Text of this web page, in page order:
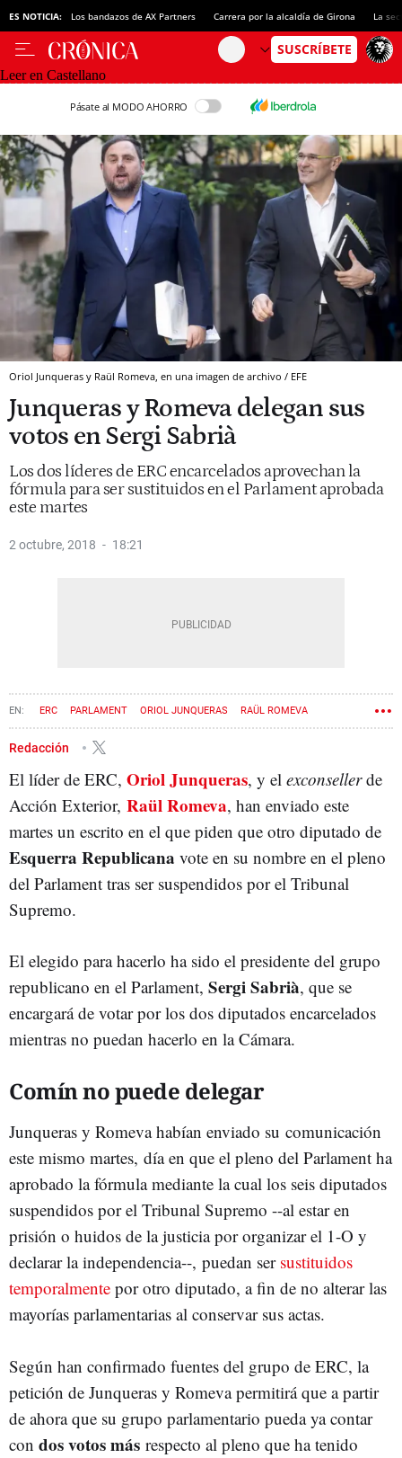
ES NOTICIA: Los bandazos de AX Partners Carrera por la alcaldía de Girona La
Leer en Castellano
Pásate al MODO AHORRO
Oriol Junqueras y Raül Romeva, en una imagen de archivo / EFE
Junqueras y Romeva delegan sus
votos en Sergi Sabrià
Los dos líderes de ERC encarcelados aprovechan la
fórmula para ser sustituidos en el Parlament aprobada
este martes
2 octubre, 2018 18:21
ERC PARLAMENT ORIOL JUNQUERAS RAÜL ROMEVA
Redacción
El líder de ERC, Oriol Junqueras, y el exconsellerde
Acción Exterior, Raül Romeva, han enviado este
martes un escrito en el que piden que otro diputado de
Esquerra Republicana vote en su nombre en el pleno
del Parlament tras ser suspendidos por el Tribunal
Supremo.
El elegido para hacerlo ha sido el presidente del grupo
republicano en el Parlament, Sergi Sabrià, que se
encargará de votar por los dos diputados encarcelados
mientras no puedan hacerlo en la Cámara.
Comín no puede delegar
Junqueras y Romeva habían enviado su comunicación
este mismo martes, día en que el pleno del Parlament ha
aprobado la fórmula mediante la cual los seis diputados
suspendidos por el Tribunal Supremo --al estar en
prisión o huidos de la justicia por organizar el 1-O y
declarar la independencia--, puedan ser sustituidos
temporalmente por otro diputado, a fin de no alterar las
mayorías parlamentarias al conservar sus actas.
Según han confirmado fuentes del grupo de ERC, la
petición de Junqueras y Romeva permitirá que a partir
de ahora que su grupo parlamentario pueda ya contar
con dos votos más respecto al pleno que ha tenido